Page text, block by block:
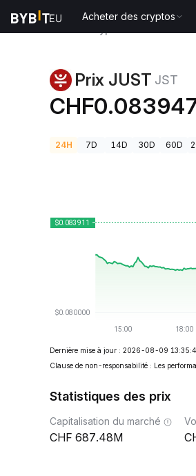
Acheter des cryptos
Prix JUST JST
24H 7D 14D 30D 60D
Dernière mise à jour : 2026-08-09
Clause de non-responsabilité : Les
Statistiques des prix
Capitalisation du marché
687.48M